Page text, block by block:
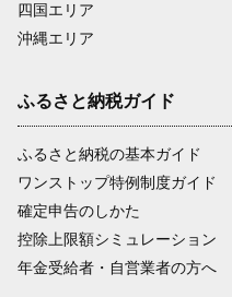
四国エリア
沖縄エリア
ふるさと納税ガイド
ふるさと納税の基本ガイド
ワンストップ特例制度ガイド
確定申告のしかた
控除上限額シミュレーション
年金受給者・自営業者の方へ